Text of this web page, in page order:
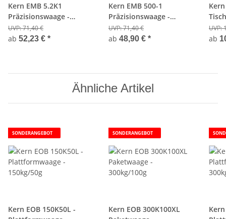
Kern EMB 5.2K1
Präzisionswaage -
5200g/1g
UVP:71,40 €
ab 52,23 € *
Kern EMB 500-1
Präzisionswaage -
500g/0,1g
UVP:71,40 €
ab 48,90 € *
UVP:
ab
Ähnliche Artikel
SONDERANGEBOT
Kern EOB 150K50L -
SONDERANGEBOT
Kern EOB 300K100XL